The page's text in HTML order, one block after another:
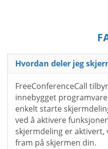
Hvordan deler jeg
FreeConferenceCall
innebygget
enkelt starte
ved å aktivere
skjermdeling er aktivert,
fram på skjermen din.